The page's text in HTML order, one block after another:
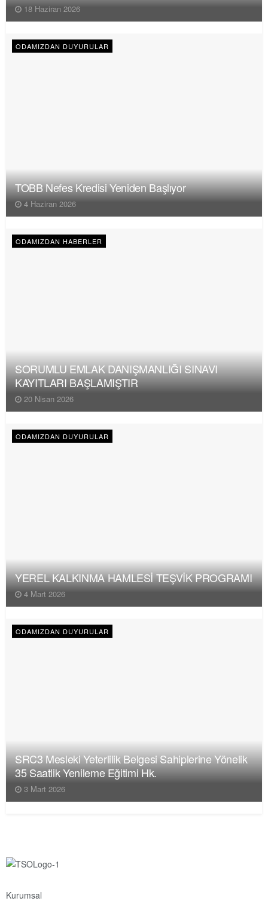
18 Haziran 2026
ODAMIZDAN DUYURULAR
TOBB Nefes Kredisi Yeniden Başlıyor
4 Haziran 2026
ODAMIZDAN HABERLER
SORUMLU EMLAK DANIŞMANLIĞI SINAVI
KAYITLARI BAŞLAMIŞTIR
20 Nisan 2026
ODAMIZDAN DUYURULAR
YEREL KALKINMA HAMLESİ TEŞVİK PROGRAMI
4 Mart 2026
ODAMIZDAN DUYURULAR
SRC3 Mesleki Yeterlilik Belgesi Sahiplerine Yönelik
35 Saatlik Yenileme Eğitimi Hk.
3 Mart 2026
Kurumsal